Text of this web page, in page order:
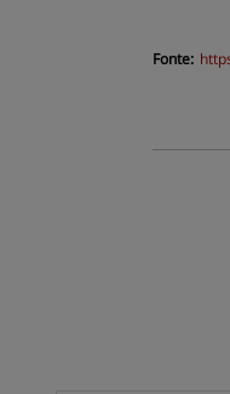
Fonte: